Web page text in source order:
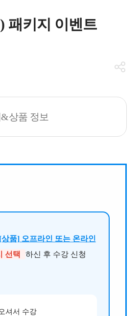
패키지 이벤트
&상품 정보
[상품] 오프라인 또는 온라인
선택
하신 후 수강 신청
셔서 수강